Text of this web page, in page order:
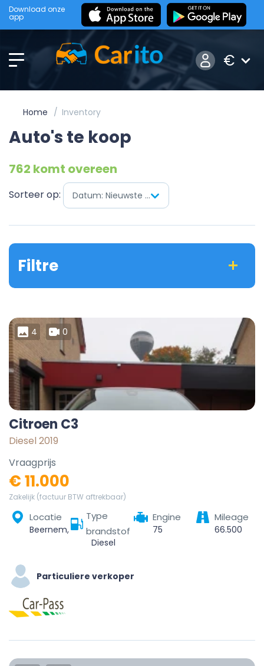
Download onze
app
€
Home Inventory
Auto's te koop
762 komt overeen
Sorteer op: Datum: Nieuwste eerst
Filtre
4 0
Citroen C3
Diesel 2019
Vraagprijs
€ 11.000
Zakelijk (factuur BTW aftrekbaar)
Locatie
Beernem, Brugge, West-Vlaanderen, Vlaanderen, 8730, België
Type
brandstof
Diesel
Engine
75
Mileage
66.500
Particuliere verkoper